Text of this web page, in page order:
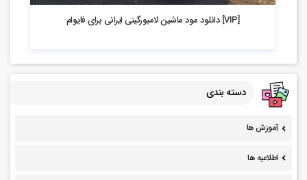
[VIP] دانلود مود ماشین لامبورگینی ایرانی برای فایوام
دسته بندی
آموزش ها
اطلاعیه ها